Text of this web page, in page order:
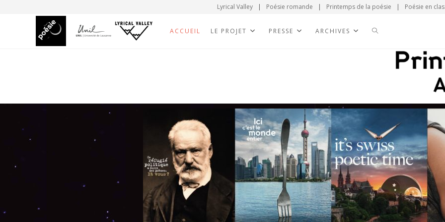
Lyrical Valley | Poésie romande | Printemps de la poésie | Poésie en
ACCUEIL LE PROJET PRESSE ARCHIVES